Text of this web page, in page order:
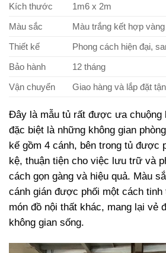
Kích thước
1m6 x 2m
Màu sắc
Màu trắng kết hợp
Thiết kế
Phong cách hiện đại,
Bảo hành
12 tháng
Vận chuyển
Giao hàng và lắp đặt
Đây là mẫu tủ rất được ưa chuộng
đặc biệt là những không gian
kế gồm 4 cánh, bên trong tủ được
kệ, thuận tiện cho việc lưu trữ và
cách gọn gàng và hiệu quả. Màu
cánh gián được phối một cách
món đồ nội thất khác, mang lại vẻ
không gian sống.